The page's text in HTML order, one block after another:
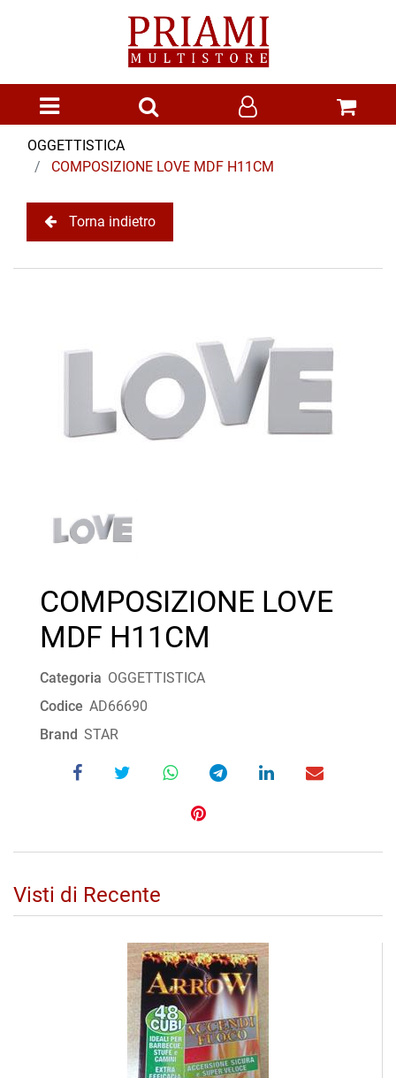
Open menu
OGGETTISTICA
COMPOSIZIONE LOVE MDF H11CM
Torna indietro
COMPOSIZIONE LOVE
MDF H11CM
Categoria OGGETTISTICA
Codice AD66690
Brand STAR
Visti di Recente